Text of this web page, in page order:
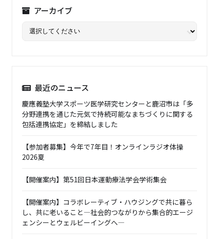
アーカイブ
最近のニュース
慶應義塾大学スポーツ医学研究センターと鹿沼市は「多
分野連携を通じた元気で持続可能なまちづくりに関する
包括連携協定」を締結しました
【参加者募集】今年で7年目！オンラインラジオ体操
2026夏
【開催案内】第51回日本運動療法学会学術集会
【開催案内】コラボレーティブ・ハウジングで共に暮ら
し、共に老いること―社会的つながりから集合的エージ
ェンシーとウェルビーイングへ―